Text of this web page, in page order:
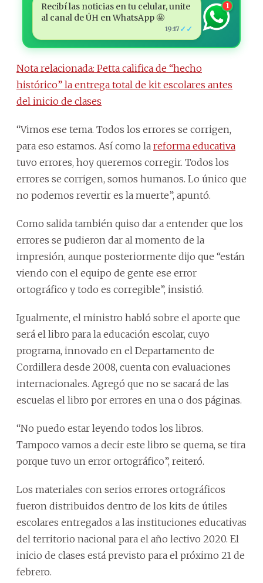
Recibí las noticias en tu celular, unite
al canal de ÚH en WhatsApp 🤩
19:17 ✓✓
1
Nota relacionada: Petta califica de “hecho
histórico” la entrega total de kit escolares antes
del inicio de clases
“Vimos ese tema. Todos los errores se corrigen,
para eso estamos. Así como la reforma educativa
tuvo errores, hoy queremos corregir. Todos los
errores se corrigen, somos humanos. Lo único que
no podemos revertir es la muerte”, apuntó.
Como salida también quiso dar a entender que los
errores se pudieron dar al momento de la
impresión, aunque posteriormente dijo que “están
viendo con el equipo de gente ese error
ortográfico y todo es corregible”, insistió.
Igualmente, el ministro habló sobre el aporte que
será el libro para la educación escolar, cuyo
programa, innovado en el Departamento de
Cordillera desde 2008, cuenta con evaluaciones
internacionales. Agregó que no se sacará de las
escuelas el libro por errores en una o dos páginas.
“No puedo estar leyendo todos los libros.
Tampoco vamos a decir este libro se quema, se tira
porque tuvo un error ortográfico”, reiteró.
Los materiales con serios errores ortográficos
fueron distribuidos dentro de los kits de útiles
escolares entregados a las instituciones educativas
del territorio nacional para el año lectivo 2020. El
inicio de clases está previsto para el próximo 21 de
febrero.